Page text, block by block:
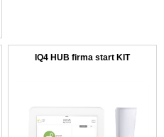
IQ4 HUB firma start KIT